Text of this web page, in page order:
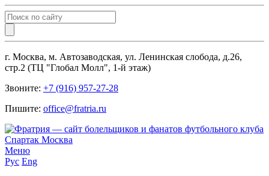
г. Москва, м. Автозаводская, ул. Ленинская слобода, д.26,
стр.2 (ТЦ "Глобал Молл", 1-й этаж)
Звоните: +7 (916) 957-27-28
Пишите: office@fratria.ru
Меню
Рус Eng